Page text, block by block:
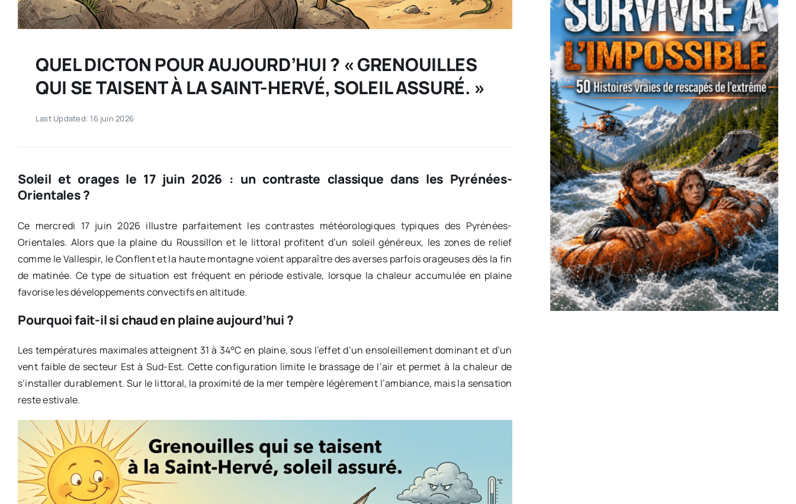
QUEL DICTON POUR AUJOURD’HUI ? « GRENOUILLES
QUI SE TAISENT À LA SAINT-HERVÉ, SOLEIL ASSURÉ. »
Last Updated: 16 juin 2026
Soleil et orages le 17 juin 2026 : un contraste classique dans les Pyrénées-
Orientales ?
Ce mercredi 17 juin 2026 illustre parfaitement les contrastes météorologiques typiques des Pyrénées-
Orientales. Alors que la plaine du Roussillon et le littoral profitent d’un soleil généreux, les zones de relief
comme le Vallespir, le Conflent et la haute montagne voient apparaître des averses parfois orageuses dès la fin
de matinée. Ce type de situation est fréquent en période estivale, lorsque la chaleur accumulée en plaine
favorise les développements convectifs en altitude.
Pourquoi fait-il si chaud en plaine aujourd’hui ?
Les températures maximales atteignent 31 à 34°C en plaine, sous l’effet d’un ensoleillement dominant et d’un
vent faible de secteur Est à Sud-Est. Cette configuration limite le brassage de l’air et permet à la chaleur de
s’installer durablement. Sur le littoral, la proximité de la mer tempère légèrement l’ambiance, mais la sensation
reste estivale.